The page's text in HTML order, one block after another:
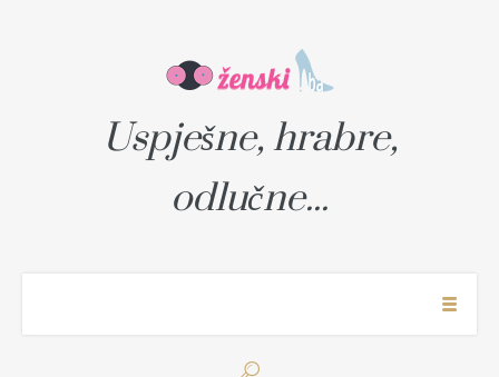
Uspješne, hrabre,
odlučne...